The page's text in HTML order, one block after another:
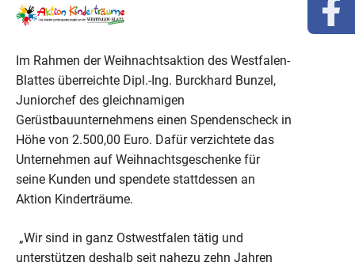
Im Rahmen der Weihnachtsaktion des Westfalen-
Blattes überreichte Dipl.-Ing. Burckhard Bunzel,
Juniorchef des gleichnamigen
Gerüstbauunternehmens einen Spendenscheck in
Höhe von 2.500,00 Euro. Dafür verzichtete das
Unternehmen auf Weihnachtsgeschenke für
seine Kunden und spendete stattdessen an
Aktion Kinderträume.
„Wir sind in ganz Ostwestfalen tätig und
unterstützen deshalb seit nahezu zehn Jahren